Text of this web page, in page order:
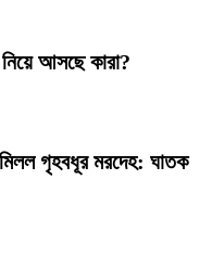
আসছে কারা?
গৃহবধূর মরদেহ: ঘাতক